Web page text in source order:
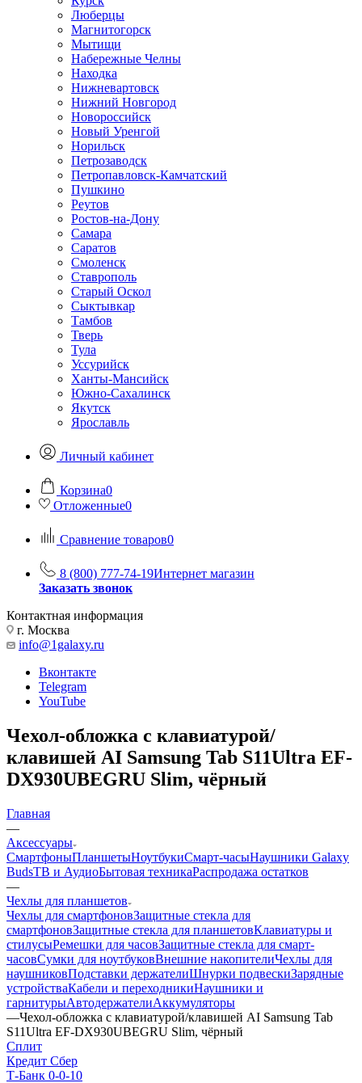
Люберцы
Магнитогорск
Мытищи
Набережные Челны
Находка
Нижневартовск
Нижний Новгород
Новороссийск
Новый Уренгой
Норильск
Петрозаводск
Петропавловск-Камчатский
Пушкино
Реутов
Ростов-на-Дону
Самара
Саратов
Смоленск
Ставрополь
Старый Оскол
Сыктывкар
Тамбов
Тверь
Тула
Уссурийск
Ханты-Мансийск
Южно-Сахалинск
Якутск
Ярославль
Личный кабинет
Корзина0
Отложенные0
Сравнение товаров0
8 (800) 777-74-19Интернет магазин
Заказать звонок
Контактная информация
г. Москва
info@1galaxy.ru
Вконтакте
Telegram
YouTube
Чехол-обложка с клавиатурой/
клавишей AI Samsung Tab S11Ultra EF-
DX930UBEGRU Slim, чёрный
Главная
—
Аксессуары
СмартфоныПланшетыНоутбукиСмарт-часыНаушники Galaxy
BudsТВ и АудиоБытовая техникаРаспродажа остатков
—
Чехлы для планшетов
Чехлы для смартфоновЗащитные стекла для
смартфоновЗащитные стекла для планшетовКлавиатуры и
стилусыРемешки для часовЗащитные стекла для смарт-
часовСумки для ноутбуковВнешние накопителиЧехлы для
наушниковПодставки держателиШнурки подвескиЗарядные
устройстваКабели и переходникиНаушники и
гарнитурыАвтодержателиАккумуляторы
—Чехол-обложка с клавиатурой/клавишей AI Samsung Tab
S11Ultra EF-DX930UBEGRU Slim, чёрный
Сплит
Кредит Сбер
Т-Банк 0-0-10